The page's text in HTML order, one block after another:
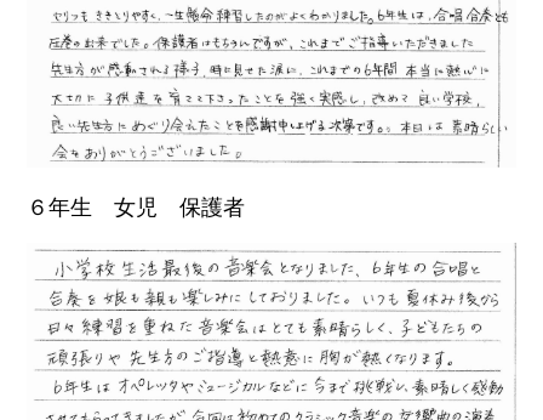
６年生 女児 保護者